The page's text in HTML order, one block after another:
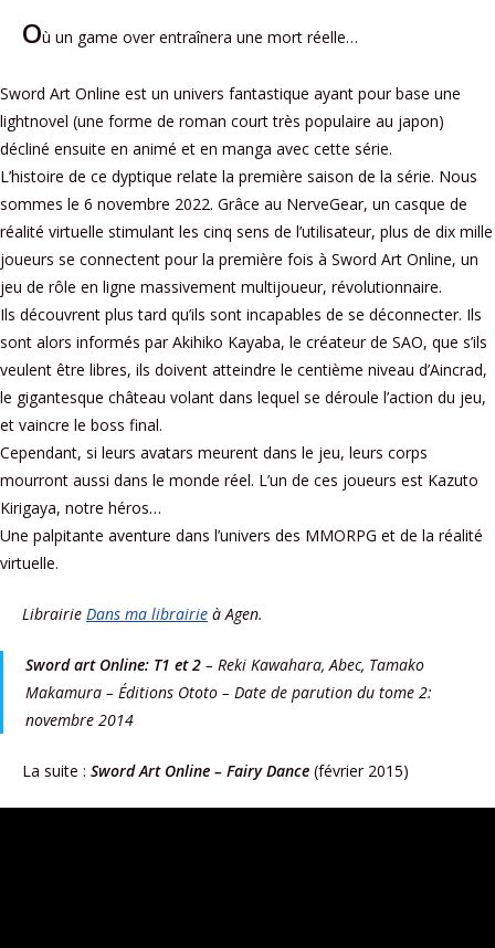
Où un game over entraînera une mort réelle…
Sword Art Online est un univers fantastique ayant pour base une
lightnovel (une forme de roman court très populaire au japon)
décliné ensuite en animé et en manga avec cette série.
L’histoire de ce dyptique relate la première saison de la série. Nous
sommes le 6 novembre 2022. Grâce au NerveGear, un casque de
réalité virtuelle stimulant les cinq sens de l’utilisateur, plus de dix mille
joueurs se connectent pour la première fois à Sword Art Online, un
jeu de rôle en ligne massivement multijoueur, révolutionnaire.
Ils découvrent plus tard qu’ils sont incapables de se déconnecter. Ils
sont alors informés par Akihiko Kayaba, le créateur de SAO, que s’ils
veulent être libres, ils doivent atteindre le centième niveau d’Aincrad,
le gigantesque château volant dans lequel se déroule l’action du jeu,
et vaincre le boss final.
Cependant, si leurs avatars meurent dans le jeu, leurs corps
mourront aussi dans le monde réel. L’un de ces joueurs est Kazuto
Kirigaya, notre héros…
Une palpitante aventure dans l’univers des MMORPG et de la réalité
virtuelle.
Librairie Dans ma librairie à Agen.
Sword art Online: T1 et 2 – Reki Kawahara, Abec, Tamako
Makamura – Éditions Ototo – Date de parution du tome 2:
novembre 2014
La suite : Sword Art Online – Fairy Dance (février 2015)